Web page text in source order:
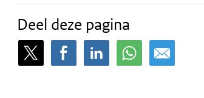
Deel deze pagina